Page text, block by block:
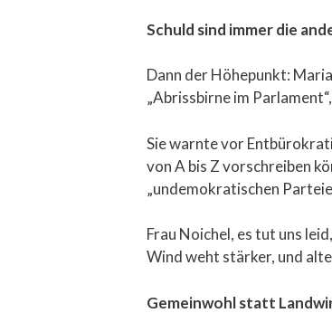
Schuld sind immer die
Dann der Höhepunkt:
„Abrissbirne im
Sie warnte vor
von A bis Z vorschreiben
„undemokratischen
Frau Noichel, es tut uns
Wind weht stärker, und
Gemeinwohl statt